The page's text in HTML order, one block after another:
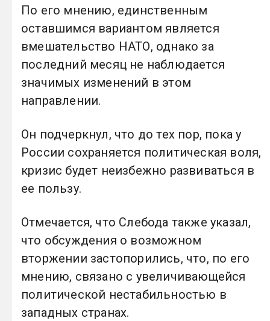
По его мнению, единственным
оставшимся вариантом является
вмешательство НАТО, однако за
последний месяц не наблюдается
значимых изменений в этом
направлении.
Он подчеркнул, что до тех пор, пока у
России сохраняется политическая воля,
кризис будет неизбежно развиваться в
ее пользу.
Отмечается, что Слебода также указал,
что обсуждения о возможном
вторжении застопорились, что, по его
мнению, связано с увеличивающейся
политической нестабильностью в
западных странах.